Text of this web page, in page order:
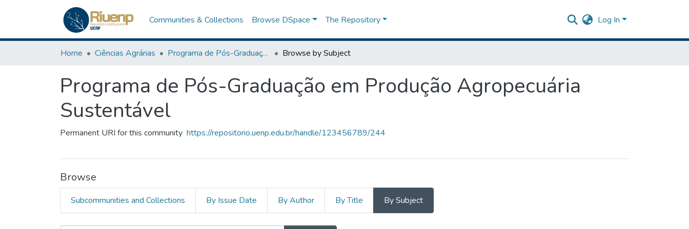
Communities & Collections Browse DSpace The Repository Log In
Home Ciências Agrárias Programa de Pós-Graduação em Produção Agropecuária Sustentável Browse by Subject
Programa de Pós-Graduação em Produção Agropecuária
Sustentável
Permanent URI for this community https://repositorio.uenp.edu.br/handle/123456789/244
Browse
Subcommunities and Collections By Issue Date By Author By Title By Subject